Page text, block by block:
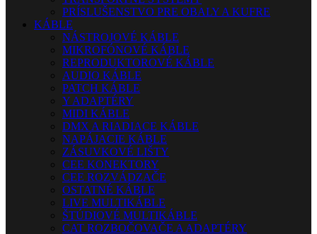
PRÍSLUŠENSTVO PRE OBALY A KUFRE
KÁBLE
NÁSTROJOVÉ KÁBLE
MIKROFÓNOVÉ KÁBLE
REPRODUKTOROVÉ KÁBLE
AUDIO KÁBLE
PATCH KÁBLE
Y ADAPTÉRY
MIDI KÁBLE
DMX A RIADIACE KÁBLE
NAPÁJACIE KÁBLE
ZÁSUVKOVÉ LIŠTY
CEE KONEKTORY
CEE ROZVÁDZAČE
OSTATNÉ KÁBLE
LIVE MULTIKÁBLE
ŠTÚDIOVÉ MULTIKÁBLE
CAT ROZBOČOVAČE A ADAPTÉRY